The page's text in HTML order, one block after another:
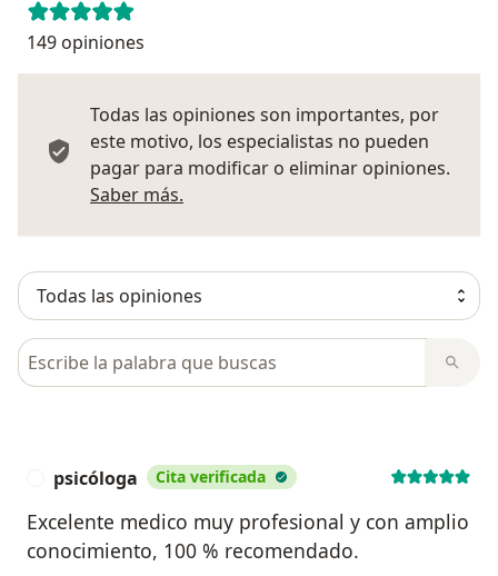
149 opiniones
Todas las opiniones son importantes, por
este motivo, los especialistas no pueden
pagar para modificar o eliminar opiniones.
Saber más.
Busca en opiniones
psicóloga Cita verificada
Excelente medico muy profesional y con amplio
conocimiento, 100 % recomendado.